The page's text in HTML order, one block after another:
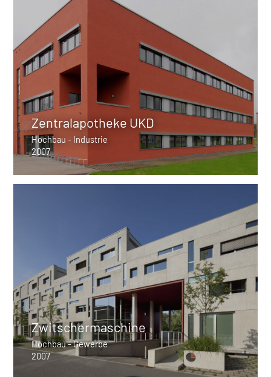
Zentralapotheke UKD
Hochbau - Industrie
2007
Zwitschermaschine
Hochbau - Gewerbe
2007